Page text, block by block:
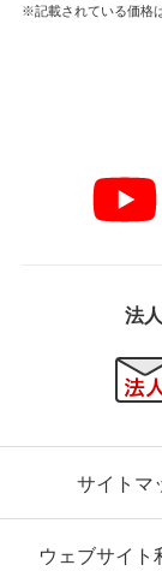
※記載されている価格
法
サイトマ
ウェブサイト